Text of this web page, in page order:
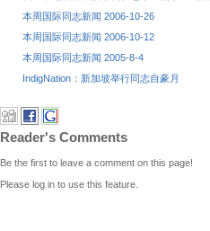
本周国际同志新闻 2006-10-26
本周国际同志新闻 2006-10-12
本周国际同志新闻 2005-8-4
IndigNation：新加坡举行同志自豪月
Reader's Comments
Be the first to leave a comment on this page!
Please log in to use this feature.